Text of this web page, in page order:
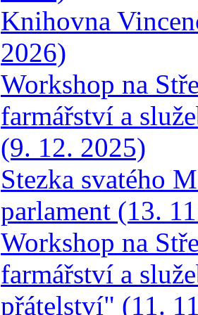
Knihovna
2026)
Workshop na
farmářství a
(9. 12. 2025)
Stezka svatého
parlament (13.
Workshop na
farmářství a
přátelství" (11.